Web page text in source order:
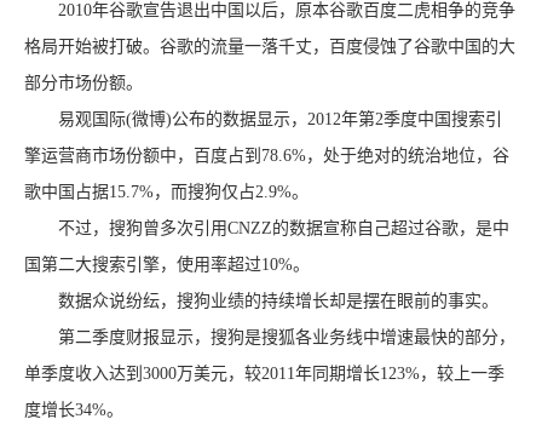
2010年谷歌宣告退出中国以后，原本谷歌百度二虎相争的竞争
格局开始被打破。谷歌的流量一落千丈，百度侵蚀了谷歌中国的大
部分市场份额。
易观国际(微博)公布的数据显示，2012年第2季度中国搜索引
擎运营商市场份额中，百度占到78.6%，处于绝对的统治地位，谷
歌中国占据15.7%，而搜狗仅占2.9%。
不过，搜狗曾多次引用CNZZ的数据宣称自己超过谷歌，是中
国第二大搜索引擎，使用率超过10%。
数据众说纷纭，搜狗业绩的持续增长却是摆在眼前的事实。
第二季度财报显示，搜狗是搜狐各业务线中增速最快的部分，
单季度收入达到3000万美元，较2011年同期增长123%，较上一季
度增长34%。